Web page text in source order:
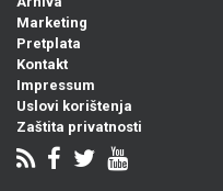
Marketing
Pretplata
Kontakt
Impressum
Uslovi korištenja
Zaštita privatnosti